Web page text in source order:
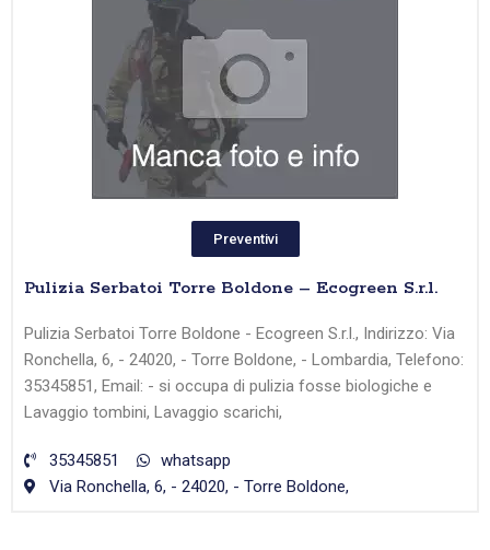
Preventivi
Pulizia Serbatoi Torre Boldone – Ecogreen S.r.l.
Pulizia Serbatoi Torre Boldone - Ecogreen S.r.l., Indirizzo: Via
Ronchella, 6, - 24020, - Torre Boldone, - Lombardia, Telefono:
35345851, Email: - si occupa di pulizia fosse biologiche e
Lavaggio tombini, Lavaggio scarichi,
35345851
whatsapp
Via Ronchella, 6, - 24020, - Torre Boldone,